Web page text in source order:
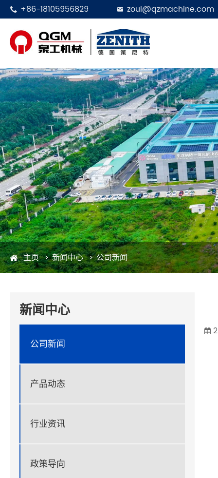
 +86-18105956829  zoul@qzmachine.com
主页 新闻中心 公司新闻
新闻中心
公司新闻
产品动态
行业资讯
政策导向